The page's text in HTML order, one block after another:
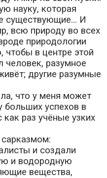
науку, которая
существующие... И
всю природу во всех
природологии
чтобы в центре этой
человек, разумное
другие разумные
что у меня может
больших успехов в
раз учёные узких
и создали
и водородную
вещества,